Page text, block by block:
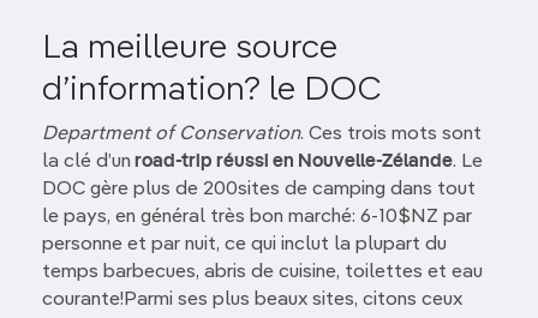
La meilleure source
d’information? le DOC
Department of Conservation. Ces trois mots sont
la clé d’un road-trip réussi en Nouvelle-Zélande. Le
DOC gère plus de 200sites de camping dans tout
le pays, en général très bon marché: 6-10$NZ par
personne et par nuit, ce qui inclut la plupart du
temps barbecues, abris de cuisine, toilettes et eau
courante!Parmi ses plus beaux sites, citons ceux